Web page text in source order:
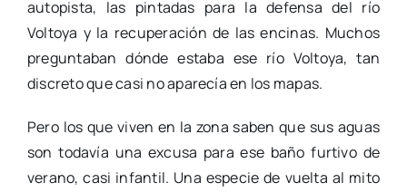
autopista, las pintadas para la defensa del río
Voltoya y la recuperación de las encinas. Muchos
preguntaban dónde estaba ese río Voltoya, tan
discreto que casi no aparecía en los mapas.
Pero los que viven en la zona saben que sus aguas
son todavía una excusa para ese baño furtivo de
verano, casi infantil. Una especie de vuelta al mito